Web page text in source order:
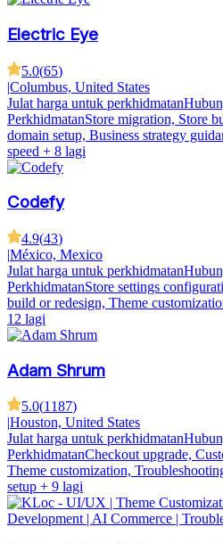
Electric Eye
5.0(65)
|Columbus, United States
Julat harga untuk perkhidmatan
PerkhidmatanStore migration, Store
domain setup, Business strategy
speed + 8 lagi
Codefy
4.9(43)
|México, Mexico
Julat harga untuk perkhidmatan
PerkhidmatanStore settings
build or redesign, Theme
12 lagi
Adam Shrum
5.0(1187)
Houston, United States
Julat harga untuk perkhidmatan
PerkhidmatanCheckout upgrade,
Theme customization,
setup + 9 lagi